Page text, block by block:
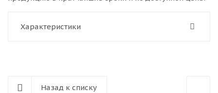
Характеристики
Назад к списку